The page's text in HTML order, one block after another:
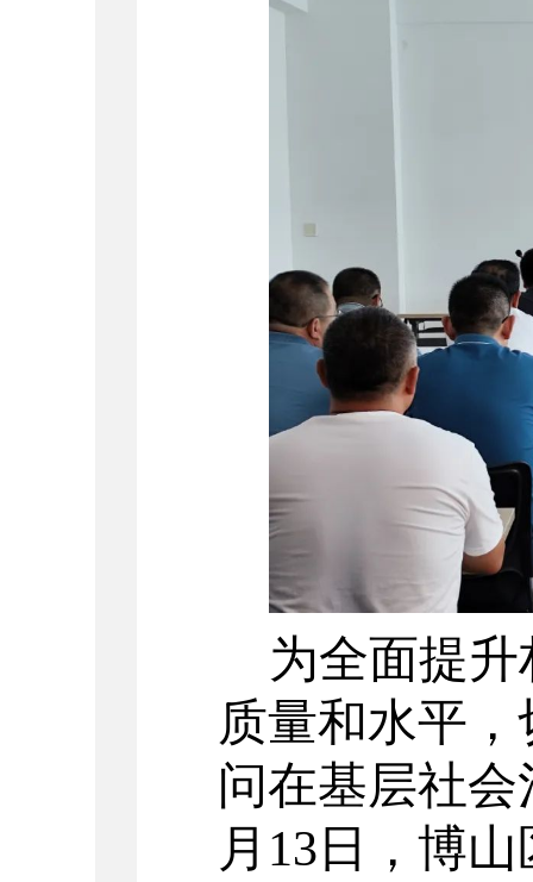
为全面提升
质量和水平，
问在基层社
月13 日， 博山